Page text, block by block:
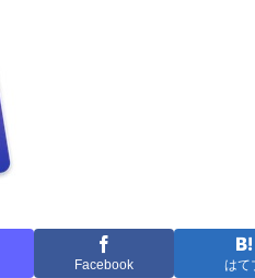
Facebook はて